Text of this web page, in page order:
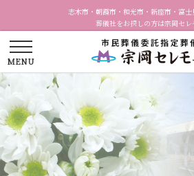
志木市・朝霞市・和光市・新座市・富
葬儀社をお探しの方は宗岡セレ